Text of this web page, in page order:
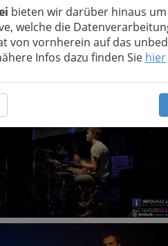
bieten wir darüber hinaus
welche die
von vornherein auf das
Infos dazu finden Sie hier